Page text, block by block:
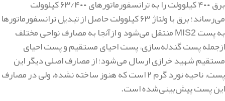
برق ۴۰۰ کیلوولت را به ترانسفورماتورهای ۶۳/۴۰۰ کیلوولت
می‌رساند؛ برق با ولتاژ ۶۳ کیلوولت حاصل از تبدیل ترانسفورماتورها
به پست منتقل می‌شود و ازآنجا به مصارف نواحی مختلف
ازجمله پست گندله‌سازی، پست احیای مستقیم و پست احیای
مستقیم شهید خرازی ارسال می‌شود؛ از مصارف اصلی دیگر این
پست، ناحیه نورد گرم ۲ است که هنوز ساخته نشده، ولی در مصارف
این پست پیش‌بینی‌شده است.